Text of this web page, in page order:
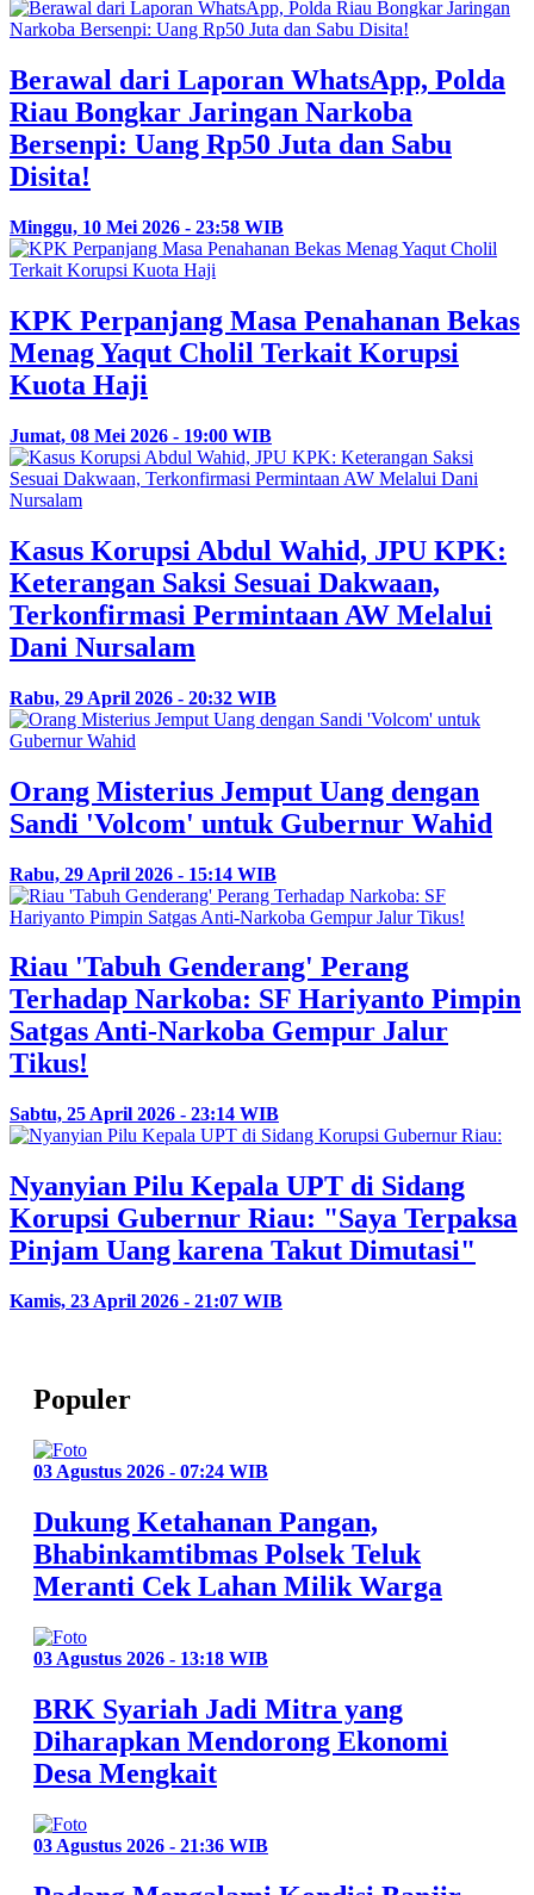
Berawal dari Laporan WhatsApp, Polda
Riau Bongkar Jaringan Narkoba
Bersenpi: Uang Rp50 Juta dan Sabu
Disita!
Minggu, 10 Mei 2026 - 23:58 WIB
KPK Perpanjang Masa Penahanan Bekas
Menag Yaqut Cholil Terkait Korupsi
Kuota Haji
Jumat, 08 Mei 2026 - 19:00 WIB
Kasus Korupsi Abdul Wahid, JPU KPK:
Keterangan Saksi Sesuai Dakwaan,
Terkonfirmasi Permintaan AW Melalui
Dani Nursalam
Rabu, 29 April 2026 - 20:32 WIB
Orang Misterius Jemput Uang dengan
Sandi 'Volcom' untuk Gubernur Wahid
Rabu, 29 April 2026 - 15:14 WIB
Riau 'Tabuh Genderang' Perang
Terhadap Narkoba: SF Hariyanto Pimpin
Satgas Anti-Narkoba Gempur Jalur
Tikus!
Sabtu, 25 April 2026 - 23:14 WIB
Nyanyian Pilu Kepala UPT di Sidang
Korupsi Gubernur Riau: "Saya Terpaksa
Pinjam Uang karena Takut Dimutasi"
Kamis, 23 April 2026 - 21:07 WIB
Populer
03 Agustus 2026 - 07:24 WIB
Dukung Ketahanan Pangan,
Bhabinkamtibmas Polsek Teluk
Meranti Cek Lahan Milik Warga
03 Agustus 2026 - 13:18 WIB
BRK Syariah Jadi Mitra yang
Diharapkan Mendorong Ekonomi
Desa Mengkait
03 Agustus 2026 - 21:36 WIB